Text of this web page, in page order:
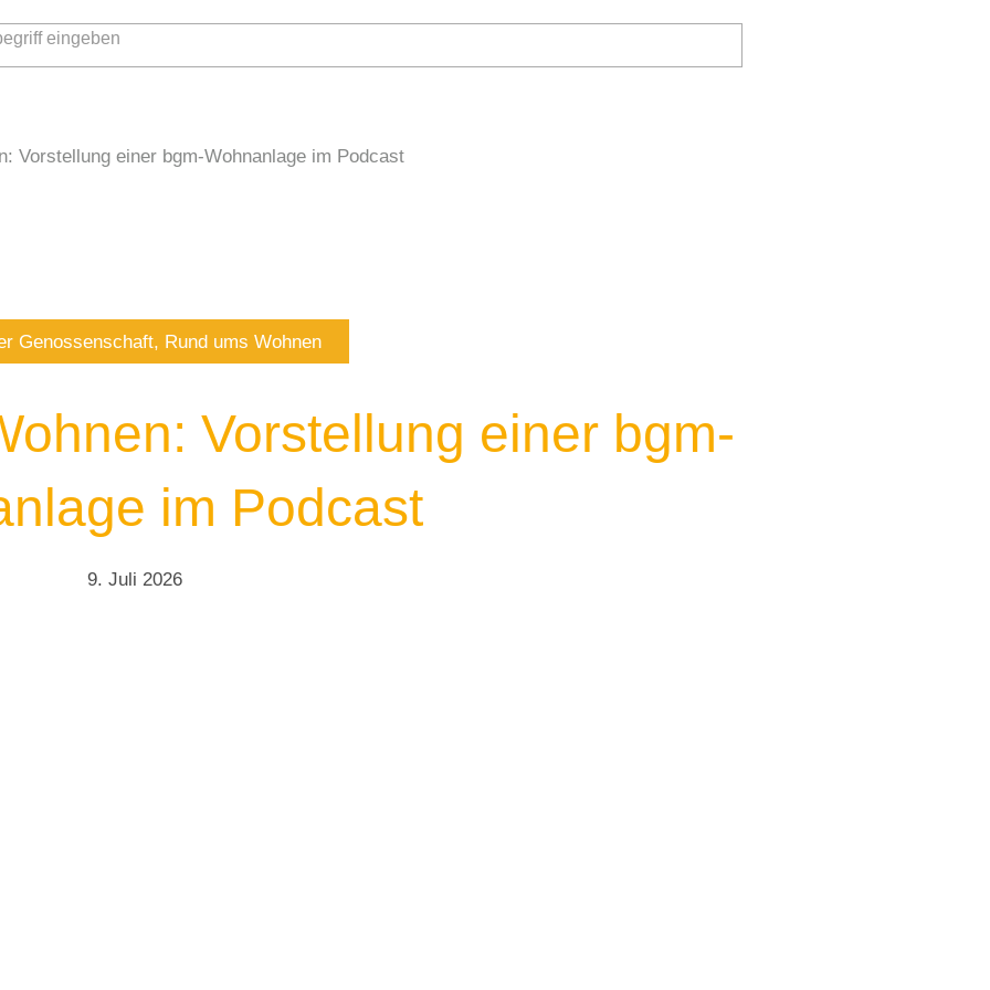
Vorstellung einer bgm-Wohnanlage im Podcast
Genossenschaft, Rund ums Wohnen
Vorstellung einer bgm-
im Podcast
9. Juli 2026